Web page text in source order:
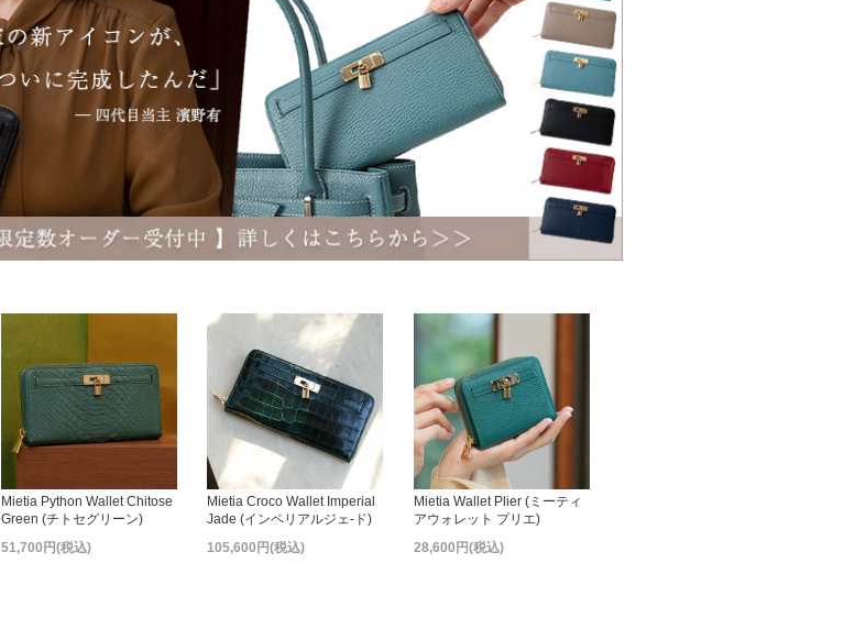
Mietia Python Wallet Chitose
Green (チトセグリーン)
51,700円(税込)
Mietia Croco Wallet Imperial
Jade (インペリアルジェ-ド)
105,600円(税込)
Mietia Wallet Plier (ミーティ
アウォレット プリエ)
28,600円(税込)